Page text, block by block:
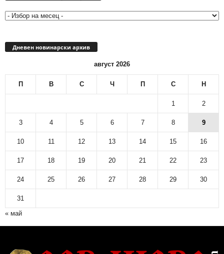
Дневен новинарски архив
август 2026
П В С Ч П С Н
1 2
3 4 5 6 7 8 9
10 11 12 13 14 15 16
17 18 19 20 21 22 23
24 25 26 27 28 29 30
31
« май